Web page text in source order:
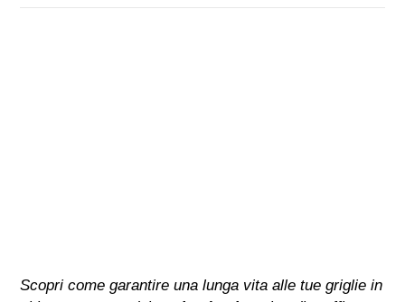
Scopri come garantire una lunga vita alle tue griglie in